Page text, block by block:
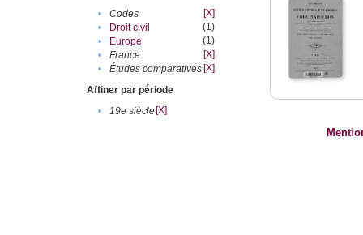
•
Codes
[X]
•
Droit civil
(1)
•
Europe
(1)
•
France
[X]
•
Études comparatives [X]
Affiner par période
•
19e siècle[X]